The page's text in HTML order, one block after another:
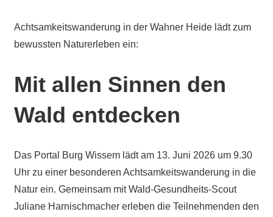
Achtsamkeitswanderung in der Wahner Heide lädt zum
bewussten Naturerleben ein:
Mit allen Sinnen den
Wald entdecken
Das Portal Burg Wissem lädt am 13. Juni 2026 um 9.30
Uhr zu einer besonderen Achtsamkeitswanderung in die
Natur ein. Gemeinsam mit Wald-Gesundheits-Scout
Juliane Harnischmacher erleben die Teilnehmenden den